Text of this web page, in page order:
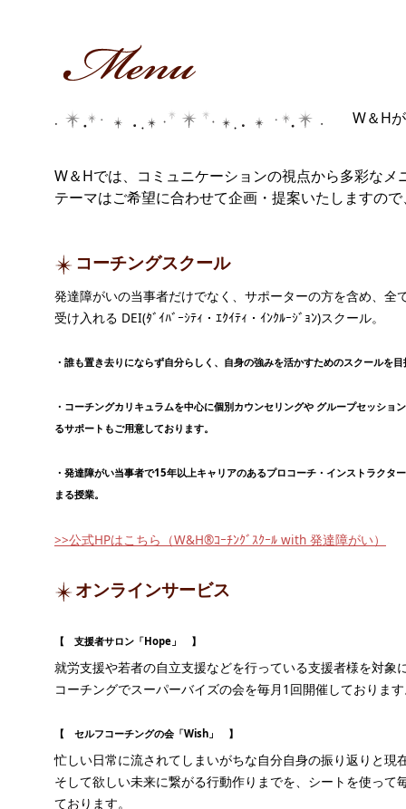
W＆H
W＆Hでは、コミュニケーションの視点から多彩な
テーマはご希望に合わせて企画・提案いたしますの
コーチングスクール
発達障がいの当事者だけでなく、サポーターの方を含め、全
受け入れる DEI(ﾀﾞｲﾊﾞｰｼﾃｨ・ｴｸｲﾃｨ・ｲﾝｸﾙｰｼﾞｮﾝ)スクール。
・誰も置き去りにならず自分らしく、自身の強みを活かすためのスクールを
・コーチングカリキュラムを中心に個別カウンセリングや グループセッショ
るサポートもご用意しております。
・発達障がい当事者で15年以上キャリアのあるプロコーチ・インストラクタ
まる授業。
>>公式HPはこちら（W&H®ｺｰﾁﾝｸﾞｽｸｰﾙ with 発達障がい）
オンラインサービス
【 支援者サロン「Hope」 】
就労支援や若者の自立支援などを行っている支援者様を対象
コーチングでスーパーバイズの会を毎月1回開催しておりま
【 セルフコーチングの会「Wish」 】
忙しい日常に流されてしまいがちな自分自身の振り返りと現
そして欲しい未来に繋がる行動作りまでを、シートを使って
ております。